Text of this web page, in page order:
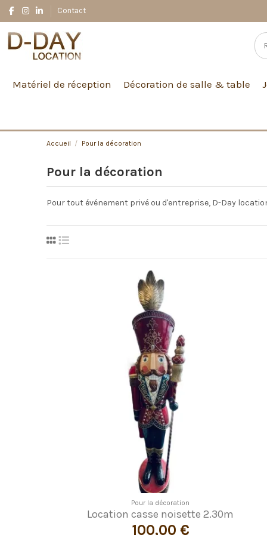
Contact
Matériel de réception Décoration de salle & table
Accueil Pour la décoration
Pour la décoration
Pour tout événement privé ou d'entreprise, D-Day
Pour la décoration
Location casse noisette 2.30m
100,00 €